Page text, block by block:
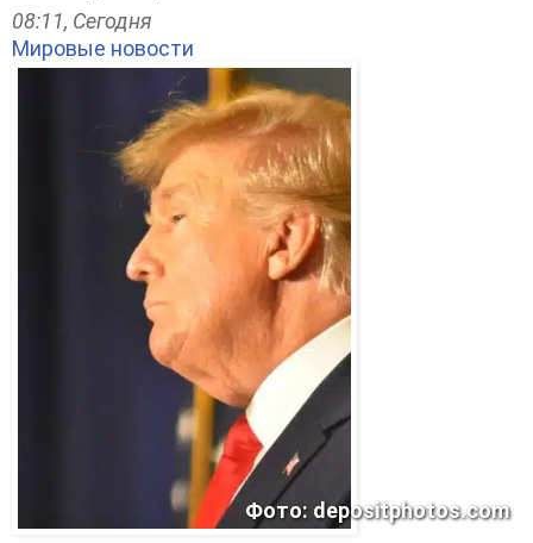
08:11, Сегодня
Мировые новости
Фото: depositphotos.com